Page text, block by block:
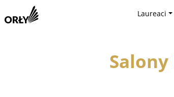
Laureaci
Salony